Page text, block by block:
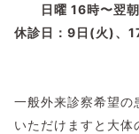
日曜 16時〜翌朝
休診日：9日(火)、
一般外来診察希望の
いただけますと大体